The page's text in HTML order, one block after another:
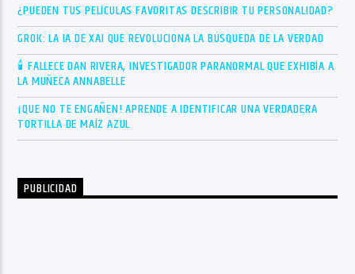
¿PUEDEN TUS PELÍCULAS FAVORITAS DESCRIBIR TU PERSONALIDAD?
GROK: LA IA DE XAI QUE REVOLUCIONA LA BÚSQUEDA DE LA VERDAD
🕯 FALLECE DAN RIVERA, INVESTIGADOR PARANORMAL QUE EXHIBÍA A
LA MUÑECA ANNABELLE
¡QUE NO TE ENGAÑEN! APRENDE A IDENTIFICAR UNA VERDADERA
TORTILLA DE MAÍZ AZUL
PUBLICIDAD